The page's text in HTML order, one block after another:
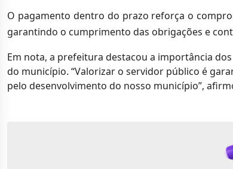
O pagamento dentro do prazo reforça o
garantindo o cumprimento das obrigações e
Em nota, a prefeitura destacou a importância
do município. “Valorizar o servidor público é
pelo desenvolvimento do nosso município”,